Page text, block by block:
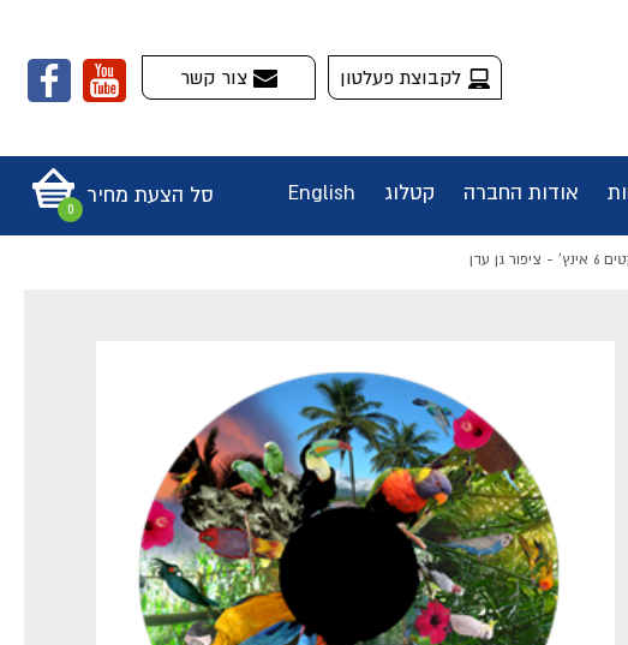
לקבוצת פעלטון צור קשר
אודות החברה קטלוג English סל הצעת מחיר
גן עדן